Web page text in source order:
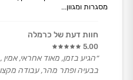
מסגרות ומגוון...
חוות דעת של כרמלה
5.00
״הגיע בזמן, מאוד אחראי,
בבעיה ופתר מהר, עבודה